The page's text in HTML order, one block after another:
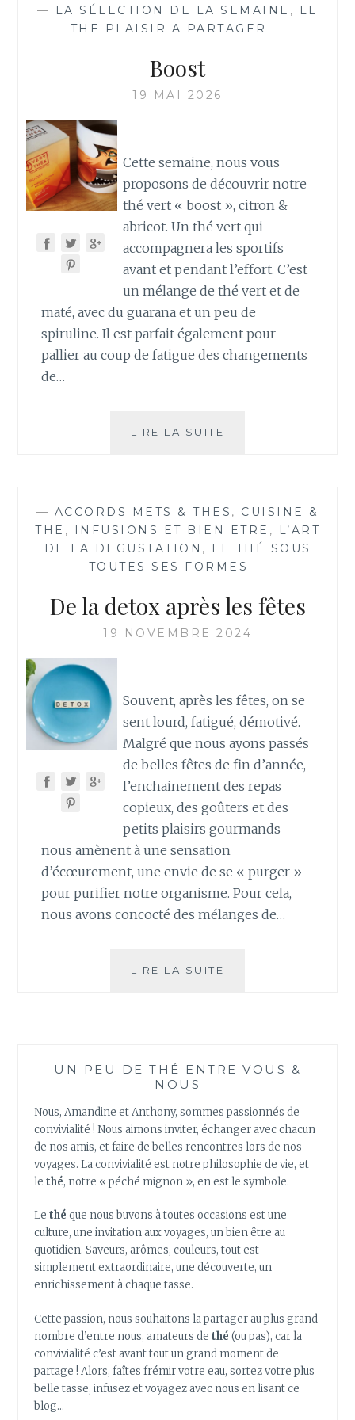
— LA SÉLECTION DE LA SEMAINE ,
LE
THE PLAISIR A PARTAGER —
Boost
19 MAI 2026
Cette semaine, nous vous
proposons de découvrir notre
thé vert « boost », citron &
abricot. Un thé vert qui
accompagnera les sportifs
avant et pendant l’effort. C’est
un mélange de thé vert et de
maté, avec du guarana et un peu de
spiruline. Il est parfait également pour
pallier au coup de fatigue des changements
de…
LIRE LA SUITE
— ACCORDS METS & THES , CUISINE &
THE , INFUSIONS ET BIEN ETRE ,
L’ART
DE LA DEGUSTATION ,
LE THÉ SOUS
TOUTES SES FORMES —
De la detox après les fêtes
19 NOVEMBRE 2024
Souvent, après les fêtes, on se
sent lourd, fatigué, démotivé.
Malgré que nous ayons passés
de belles fêtes de fin d’année,
l’enchainement des repas
copieux, des goûters et des
petits plaisirs gourmands
nous amènent à une sensation
d’écœurement, une envie de se « purger »
pour purifier notre organisme. Pour cela,
nous avons concocté des mélanges de…
LIRE LA SUITE
UN PEU DE THÉ ENTRE VOUS &
NOUS
Nous, Amandine et Anthony, sommes passionnés de
convivialité ! Nous aimons inviter, échanger avec chacun
de nos amis, et faire de belles rencontres lors de nos
voyages. La convivialité est notre philosophie de vie, et
lethé, notre « péché mignon », en est le symbole.
Lethé que nous buvons à toutes occasions est une
culture, une invitation aux voyages, un bien être au
quotidien. Saveurs, arômes, couleurs, tout est
simplement extraordinaire, une découverte, un
enrichissement à chaque tasse.
Cette passion, nous souhaitons la partager au plus grand
nombre d’entre nous, amateurs de thé (ou pas), car la
convivialité c’est avant tout un grand moment de
partage ! Alors, faîtes frémir votre eau, sortez votre plus
belle tasse, infusez et voyagez avec nous en lisant ce
blog…